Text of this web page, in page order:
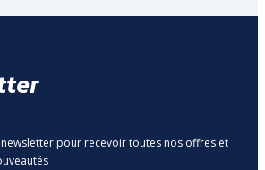
pour recevoir toutes nos offres et